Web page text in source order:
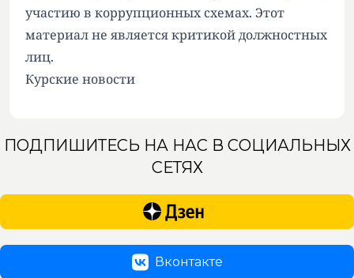
участию в коррупционных схемах. Этот
материал не является критикой должностных
лиц.
Курские новости
ПОДПИШИТЕСЬ НА НАС В СОЦИАЛЬНЫХ
СЕТЯХ
Вконтакте